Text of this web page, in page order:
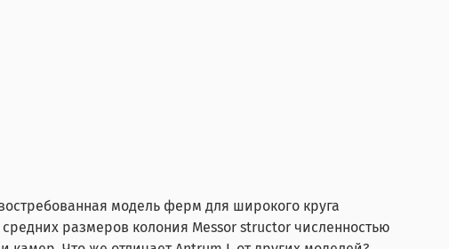
модель ферм для широкого круга
размеров колония Messor structor численностью